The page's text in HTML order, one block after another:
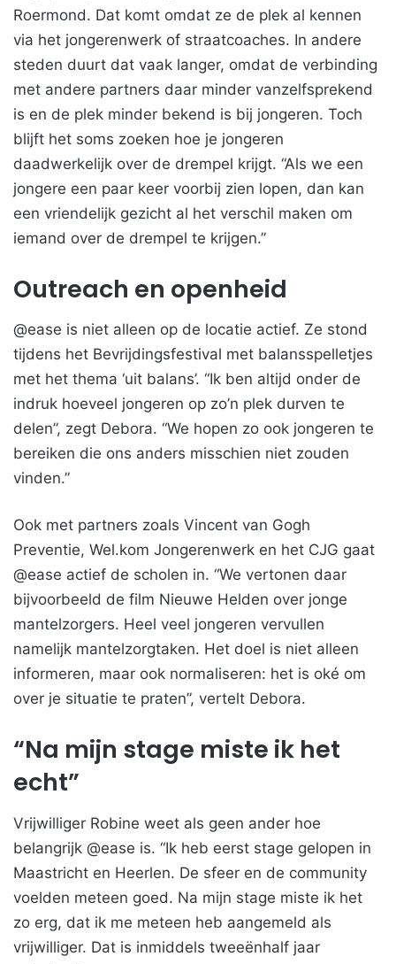
Roermond. Dat komt omdat ze de plek al kennen
via het jongerenwerk of straatcoaches. In andere
steden duurt dat vaak langer, omdat de verbinding
met andere partners daar minder vanzelfsprekend
is en de plek minder bekend is bij jongeren. Toch
blijft het soms zoeken hoe je jongeren
daadwerkelijk over de drempel krijgt. “Als we een
jongere een paar keer voorbij zien lopen, dan kan
een vriendelijk gezicht al het verschil maken om
iemand over de drempel te krijgen.”
Outreach en openheid
@ease is niet alleen op de locatie actief. Ze stond
tijdens het Bevrijdingsfestival met balansspelletjes
met het thema ‘uit balans’. “Ik ben altijd onder de
indruk hoeveel jongeren op zo’n plek durven te
delen”, zegt Debora. “We hopen zo ook jongeren te
bereiken die ons anders misschien niet zouden
vinden.”
Ook met partners zoals Vincent van Gogh
Preventie, Wel.kom Jongerenwerk en het CJG gaat
@ease actief de scholen in. “We vertonen daar
bijvoorbeeld de film Nieuwe Helden over jonge
mantelzorgers. Heel veel jongeren vervullen
namelijk mantelzorgtaken. Het doel is niet alleen
informeren, maar ook normaliseren: het is oké om
over je situatie te praten”, vertelt Debora.
“Na mijn stage miste ik het
echt”
Vrijwilliger Robine weet als geen ander hoe
belangrijk @ease is. “Ik heb eerst stage gelopen in
Maastricht en Heerlen. De sfeer en de community
voelden meteen goed. Na mijn stage miste ik het
zo erg, dat ik me meteen heb aangemeld als
vrijwilliger. Dat is inmiddels tweeënhalf jaar